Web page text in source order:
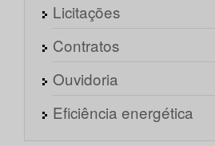
Licitações
Contratos
Ouvidoria
Eficiência energética